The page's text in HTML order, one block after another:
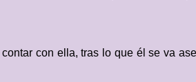
con ella, tras lo que él se va